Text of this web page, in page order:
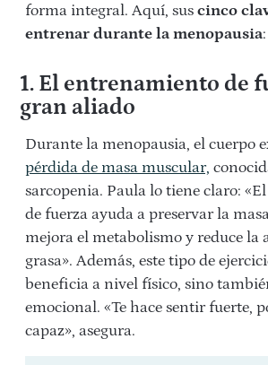
forma integral. Aquí, sus cinco
entrenar durante la menopausia:
1. El entrenamiento de
gran aliado
Durante la menopausia, el cuerpo
pérdida de masa muscular,
sarcopenia. Paula lo tiene claro:
de fuerza ayuda a preservar la
mejora el metabolismo y reduce la
grasa». Además, este tipo de
beneficia a nivel físico, sino
emocional. «Te hace sentir fuerte,
capaz», asegura.